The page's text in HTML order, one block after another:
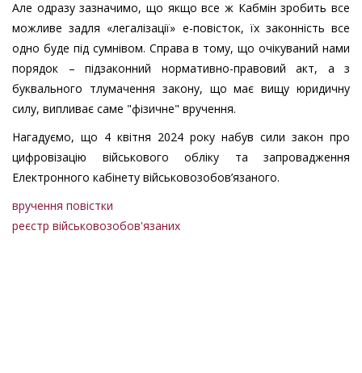
Але одразу зазначимо, що якщо все ж Кабмін зробить все
можливе задля «легалізації» е-повісток, їх законність все
одно буде під сумнівом. Справа в тому, що очікуваний нами
порядок – підзаконний нормативно-правовий акт, а з
буквального тлумачення закону, що має вищу юридичну
силу, випливає саме "фізичне" вручення.
Нагадуємо, що 4 квітня 2024 року набув сили закон про
цифровізацію військового обліку та запровадження
Електронного кабінету військовозобов’язаного.
вручення повістки
реєстр військовозобов'язаних